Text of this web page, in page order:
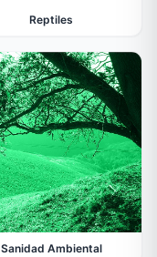
Reptiles
Sanidad Ambiental